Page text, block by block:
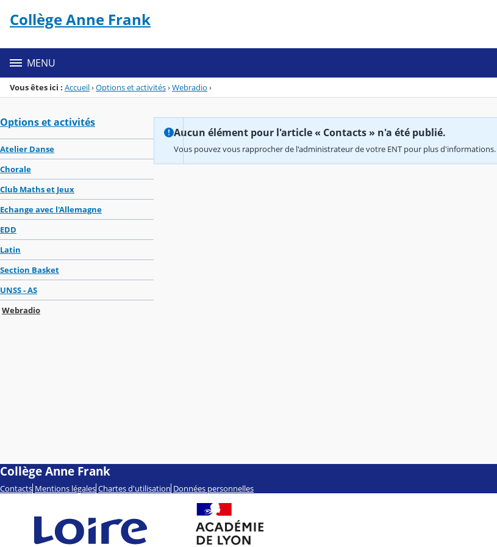
Menu de la rubrique
Contenu
Collège Anne Frank
MENU
Vous êtes ici : Accueil›Options et activités›Webradio ›
Options et activités
Atelier Danse
Chorale
Club Maths et Jeux
Echange avec l'Allemagne
EDD
Latin
Section Basket
UNSS - AS
Webradio
Aucun élément pour l'article « Contacts » n'a été publié.
Vous pouvez vous rapprocher de l'administrateur de votre ENT pour plus d'informations.
Collège Anne Frank
Contacts Mentions légales Chartes d'utilisation Données personnelles